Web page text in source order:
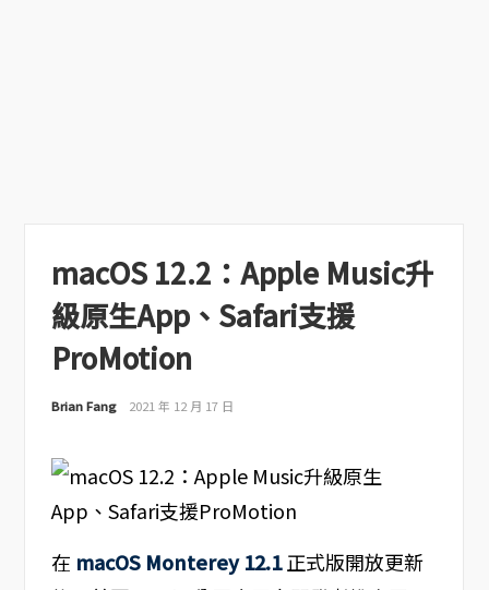
macOS 12.2：Apple Music升
級原生App、Safari支援
ProMotion
Brian Fang 2021 年 12 月 17 日
在 macOS Monterey 12.1正式版開放更新